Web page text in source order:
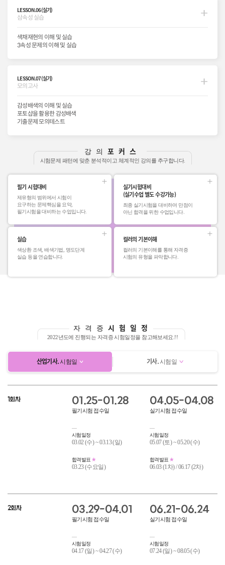
LESSON.06(실기)
삼속성 실습
색채재현의 이해 및 실습
3속성 문제의 이해 및 실습
LESSON.07(실기)
모의고사
감성배색의 이해 및 실습
포토샵을 활용한 감성배색
기출문제 모의테스트
강의 포커스
시험문제 패턴에 맞춘 분석적이고 체계적인 강의를 추구합니다.
필기 시험대비
제유형의 범위에서 시험이
요구하는 문제핵심을 요약,
필기시험을 대비하는 수업입니다.
실기시험대비
(실기수업 별도 수강가능)
최종 실기시험을 대비하여 만점이
아닌 합격을 위한 수업입니다.
실습
색상환 조색, 배색기법, 명도단계
실습 등을 연습합니다.
컬러의 기본이해
컬러의 기본이해를 통해 자격증
시험의 유형을 파악합니다.
자격증 시험일정
2022년도에 진행되는 자격증 시험일정을 참고해보세요.!!
산업기사.시험일 기사.시험일
1회차 01.25-01.28
필기시험 접수일
시험일정
03.02 (수) ~ 03.13 (일)
합격발표
03.23 (수요일)
04.05-04.08
실기시험 접수일
시험일정
05.07 (토) ~ 05.20 (수)
합격발표
06.03 (1차) / 06.17 (2차)
2회차 03.29-04.01
필기시험 접수일
시험일정
04.17 (일) ~ 04.27 (수)
06.21-06.24
실기시험 접수일
시험일정
07.24 (일) ~ 08.05 (수)